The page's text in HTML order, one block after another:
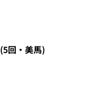
(5回・ 美馬)